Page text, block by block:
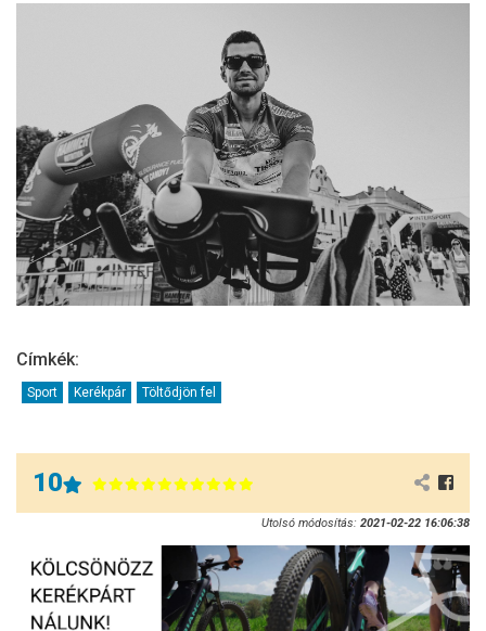
Címkék:
Sport Kerékpár Töltődjön fel
10
Utolsó módosítás: 2021-02-22 16:06:38